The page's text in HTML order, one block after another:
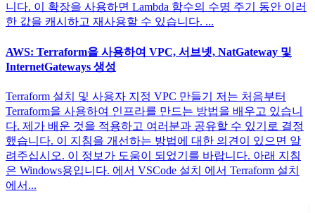
니다. 이 확장을 사용하면 Lambda 함수의 수명 주기 동안 이러
한 값을 캐시하고 재사용할 수 있습니다. ...
AWS: Terraform을 사용하여 VPC, 서브넷, NatGateway 및
InternetGateways 생성
Terraform 설치 및 사용자 지정 VPC 만들기 저는 처음부터
Terraform을 사용하여 인프라를 만드는 방법을 배우고 있습니
다. 제가 배운 것을 적용하고 여러분과 공유할 수 있기로 결정
했습니다. 이 지침을 개선하는 방법에 대한 의견이 있으면 알
려주십시오. 이 정보가 도움이 되었기를 바랍니다. 아래 지침
은 Windows용입니다. 에서 VSCode 설치 에서 Terraform 설치
에서...